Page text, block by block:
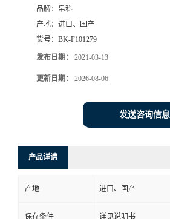
品牌： 帛科
产地： 进口、国产
货号： BK-F101279
发布日期： 2021-03-13
更新日期： 2026-08-06
发送咨询信息
产品详请
产地 进口、国产
保存条件 详见说明书